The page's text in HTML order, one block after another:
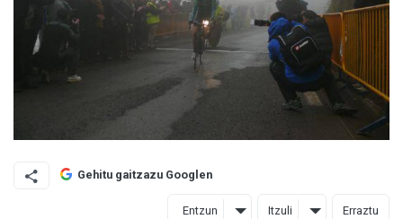
Gehitu gaitzazu Googlen
Entzun Itzuli Erraztu